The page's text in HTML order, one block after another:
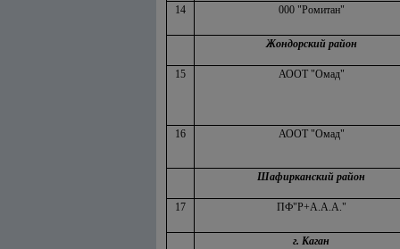
14 000 "Ромитан"
Жондорский район
15 АООТ "Омад"
16 АООТ "Омад"
Шафирканский район
17 ПФ"Р+А.А.А."
г. Каган